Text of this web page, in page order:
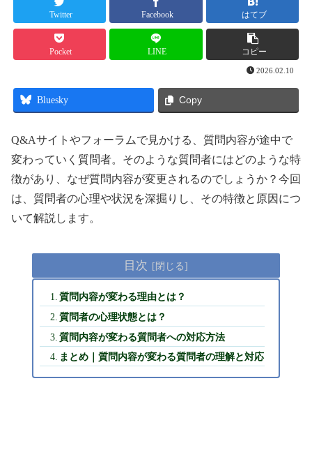
Twitter Facebook はてブ
Pocket LINE コピー
2026.02.10
Bluesky Copy
Q&Aサイトやフォーラムで見かける、質問内容が途中で
変わっていく質問者。そのような質問者にはどのような特
徴があり、なぜ質問内容が変更されるのでしょうか？今回
は、質問者の心理や状況を深掘りし、その特徴と原因につ
いて解説します。
目次
質問内容が変わる理由とは？
質問者の心理状態とは？
質問内容が変わる質問者への対応方法
まとめ｜質問内容が変わる質問者の理解と対応